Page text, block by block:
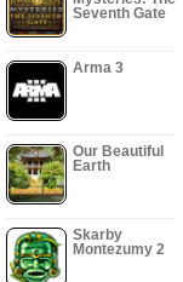
Seventh Gate
Arma 3
Our Beautiful
Earth
Skarby
Montezumy 2